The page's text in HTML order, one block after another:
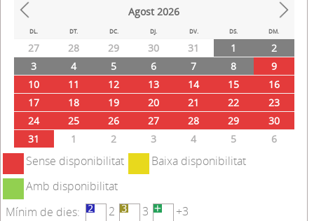
Prev Next
Agost 2026
DL. DT. DC. DJ. DV. DS. DM.
27 28 29 30 31 1
2
3
4 5 6 7 8
9
10
11 12 13 14 15
16
17
18 19 20 21 22
23
24
25 26 27 28 29
30
31
1 2 3 4 5 6
Sense disponibilitat
Baixa disponibilitat
Amb disponibilitat
Mínim de dies:
2 3 +3